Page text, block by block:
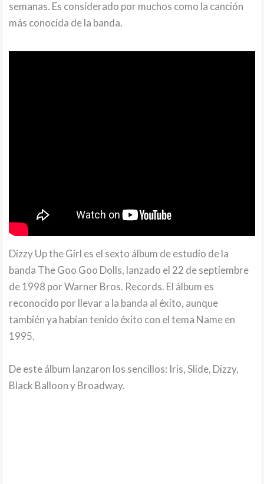
semanas. Es considerado por muchos como la canción
más conocida de la banda.
Dizzy Up the Girl es el sexto álbum de estudio de la
banda The Goo Goo Dolls, lanzado el 22 de septiembre
de 1998 por Warner Bros. Records. El álbum es
reconocido por llevar a la banda al éxito, aunque
también ya habían tenido éxito con el tema Name en
1995.
De este álbum lanzaron los sencillos: Iris, Slide, Dizzy,
Black Balloon y Broadway.